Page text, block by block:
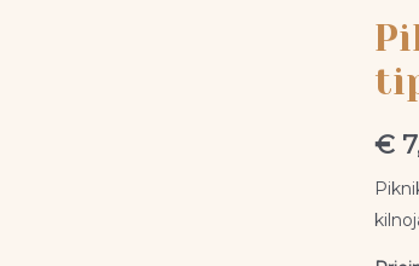
€
tipas: